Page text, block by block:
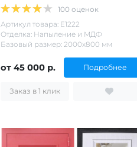
100 оценок
Артикул товара: Е1222
Отделка: Напыление и МДФ
Базовый размер: 2000х800 мм
от 45 000 р. Подробнее
Заказ в 1 клик